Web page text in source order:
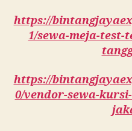
https://
1/sewa-meja-
https://
0/vendor-sewa-